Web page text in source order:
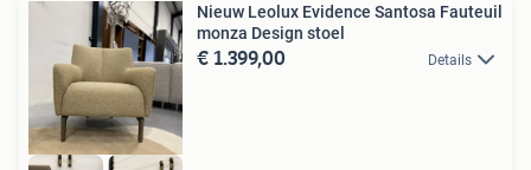
Nieuw Leolux Evidence Santosa Fauteuil
monza Design stoel
€ 1.399,00 Details